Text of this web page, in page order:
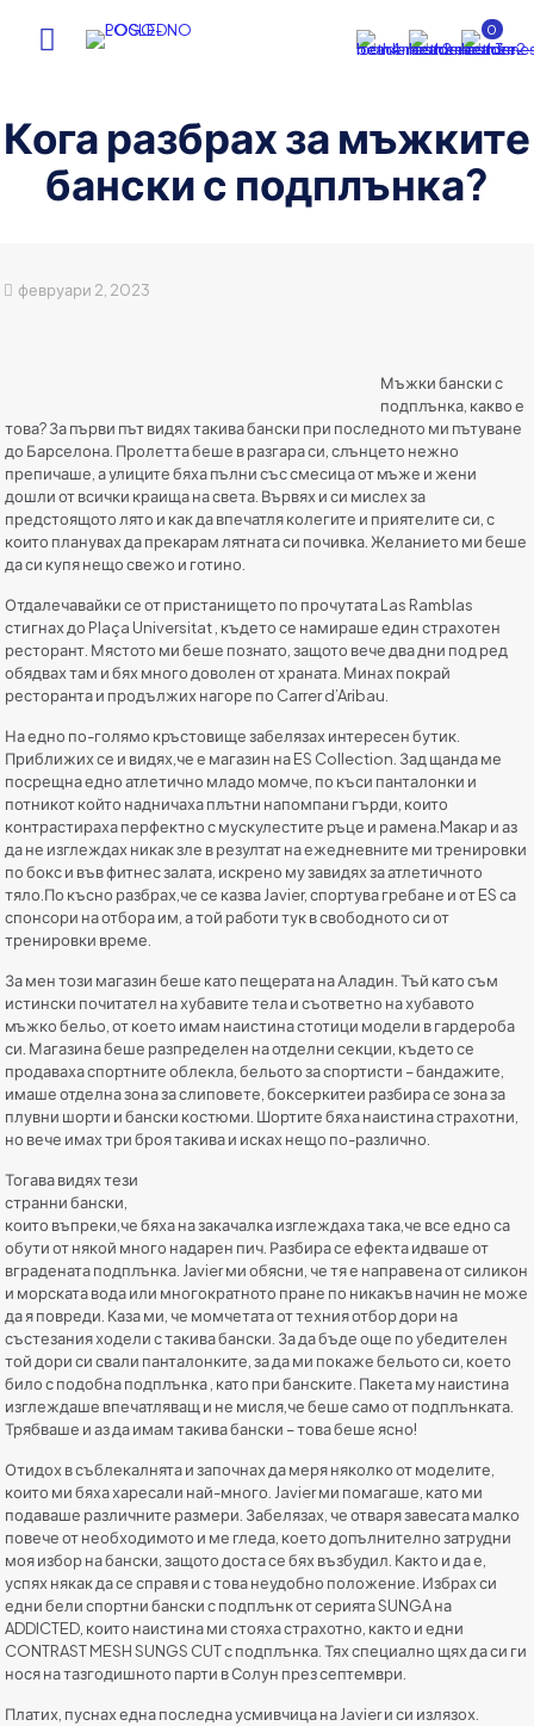
0
Кога разбрах за мъжките
бански с подплънка?
февруари 2, 2023
Мъжки бански с
подплънка, какво е
това? За първи път видях такива бански при последното ми пътуване
до Барселона. Пролетта беше в разгара си, слънцето нежно
препичаше, а улиците бяха пълни със смесица от мъже и жени
дошли от всички краища на света. Вървях и си мислех за
предстоящото лято и как да впечатля колегите и приятелите си, с
които планувах да прекарам лятната си почивка. Желанието ми беше
да си купя нещо свежо и готино.
Отдалечавайки се от пристанището по прочутата Las Ramblas
стигнах до Plaça Universitat , където се намираше един страхотен
ресторант. Мястото ми беше познато, защото вече два дни под ред
обядвах там и бях много доволен от храната. Минах покрай
ресторанта и продължих нагоре по Carrer d’Aribau.
На едно по-голямо кръстовище забелязах интересен бутик.
Приближих се и видях,че е магазин на ES Collection. Зад щанда ме
посрещна едно атлетично младо момче, по къси панталонки и
потникот който надничаха плътни напомпани гърди, които
контрастираха перфектно с мускулестите ръце и рамена.Mакар и аз
да не изглеждах никак зле в резултат на ежедневните ми тренировки
по бокс и във фитнес залата, искрено му завидях за атлетичното
тяло.По късно разбрах,че се казва Javier, спортува гребане и от ES са
спонсори на отбора им, а той работи тук в свободното си от
тренировки време.
За мен този магазин беше като пещерата на Аладин. Тъй като съм
истински почитател на хубавите тела и съответно на хубавото
мъжко бельо, от което имам наистина стотици модели в гардероба
си. Магазина беше разпределен на отделни секции, където се
продаваха спортните облекла, бельото за спортисти – бандажите,
имаше отделна зона за слиповете, боксеркитеи разбира се зона за
плувни шорти и бански костюми. Шортите бяха наистина страхотни,
но вече имах три броя такива и исках нещо по-различно.
Тогава видях тези
странни бански,
които въпреки,че бяха на закачалка изглеждаха така,че все едно са
обути от някой много надарен пич. Разбира се ефекта идваше от
вградената подплънка. Jаvier ми обясни, че тя е направена от силикон
и морската вода или многократното пране по никакъв начин не може
да я повреди. Каза ми, че момчетата от техния отбор дори на
състезания ходели с такива бански. За да бъде още по убедителен
той дори си свали панталонките, за да ми покаже бельото си, което
било с подобна подплънка , като при банските. Пакета му наистина
изглеждаше впечатляващ и не мисля,че беше само от подплънката.
Трябваше и аз да имам такива бански – това беше ясно!
Отидох в съблекалнята и започнах да меря няколко от моделите,
които ми бяха харесали най-много. Javier ми помагаше, като ми
подаваше различните размери. Забелязах, че отваря завесата малко
повече от необходимото и ме гледа, което допълнително затрудни
моя избор на бански, защото доста се бях възбудил. Както и да е,
успях някак да се справя и с това неудобно положение. Избрах си
едни бели спортни бански с подплънк от серията SUNGA на
ADDICTED, които наистина ми стояха страхотно, както и едни
CONTRAST MESH SUNGS CUT с подплънка. Тях специално щях да си ги
нося на тазгодишното парти в Солун през септември.
Платих, пуснах една последна усмивчица на Javier и си излязох.